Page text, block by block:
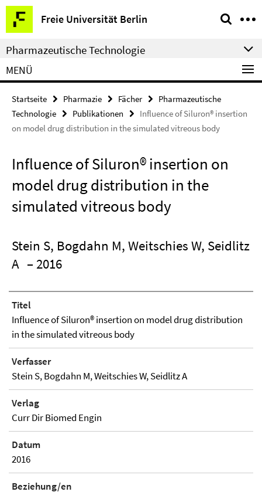
Springe
direkt
zu
Inhalt
Freie Universität Berlin
Service-
Navigation
Pharmazeutische Technologie
MENÜ
Startseite Pharmazie Fächer
Pharmazeutische
Technologie
Publikationen
Influence of Siluron® insertion
on model drug distribution in the simulated vitreous body
Influence of Siluron® insertion on
model drug distribution in the
simulated vitreous body
Stein S, Bogdahn M, Weitschies W, Seidlitz
A – 2016
Titel
Influence of Siluron® insertion on model drug distribution
in the simulated vitreous body
Verfasser
Stein S, Bogdahn M, Weitschies W, Seidlitz A
Verlag
Curr Dir Biomed Engin
Datum
2016
Beziehung/en